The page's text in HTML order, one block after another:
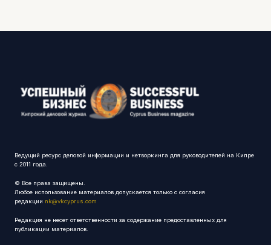
Ведущий ресурс деловой информации и нетворкинга для руководителей на Кипре
с 2011 года.
© Все права защищены.
Любое использование материалов допускается только с согласия
редакции nk@vkcyprus.com
Редакция не несет ответственности за содержание предоставленных для
публикации материалов.